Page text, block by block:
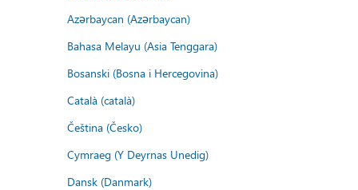
Azərbaycan (Azərbaycan)
Bahasa Melayu (Asia Tenggara)
Bosanski (Bosna i Hercegovina)
Català (català)
Čeština (Česko)
Cymraeg (Y Deyrnas Unedig)
Dansk (Danmark)